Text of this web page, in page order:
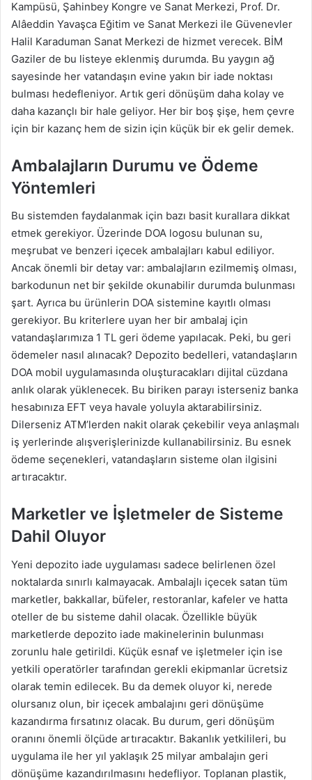
Kampüsü, Şahinbey Kongre ve Sanat Merkezi, Prof. Dr.
Alâeddin Yavaşca Eğitim ve Sanat Merkezi ile Güvenevler
Halil Karaduman Sanat Merkezi de hizmet verecek. BİM
Gaziler de bu listeye eklenmiş durumda. Bu yaygın ağ
sayesinde her vatandaşın evine yakın bir iade noktası
bulması hedefleniyor. Artık geri dönüşüm daha kolay ve
daha kazançlı bir hale geliyor. Her bir boş şişe, hem çevre
için bir kazanç hem de sizin için küçük bir ek gelir demek.
Ambalajların Durumu ve Ödeme
Yöntemleri
Bu sistemden faydalanmak için bazı basit kurallara dikkat
etmek gerekiyor. Üzerinde DOA logosu bulunan su,
meşrubat ve benzeri içecek ambalajları kabul ediliyor.
Ancak önemli bir detay var: ambalajların ezilmemiş olması,
barkodunun net bir şekilde okunabilir durumda bulunması
şart. Ayrıca bu ürünlerin DOA sistemine kayıtlı olması
gerekiyor. Bu kriterlere uyan her bir ambalaj için
vatandaşlarımıza 1 TL geri ödeme yapılacak. Peki, bu geri
ödemeler nasıl alınacak? Depozito bedelleri, vatandaşların
DOA mobil uygulamasında oluşturacakları dijital cüzdana
anlık olarak yüklenecek. Bu biriken parayı isterseniz banka
hesabınıza EFT veya havale yoluyla aktarabilirsiniz.
Dilerseniz ATM’lerden nakit olarak çekebilir veya anlaşmalı
iş yerlerinde alışverişlerinizde kullanabilirsiniz. Bu esnek
ödeme seçenekleri, vatandaşların sisteme olan ilgisini
artıracaktır.
Marketler ve İşletmeler de Sisteme
Dahil Oluyor
Yeni depozito iade uygulaması sadece belirlenen özel
noktalarda sınırlı kalmayacak. Ambalajlı içecek satan tüm
marketler, bakkallar, büfeler, restoranlar, kafeler ve hatta
oteller de bu sisteme dahil olacak. Özellikle büyük
marketlerde depozito iade makinelerinin bulunması
zorunlu hale getirildi. Küçük esnaf ve işletmeler için ise
yetkili operatörler tarafından gerekli ekipmanlar ücretsiz
olarak temin edilecek. Bu da demek oluyor ki, nerede
olursanız olun, bir içecek ambalajını geri dönüşüme
kazandırma fırsatınız olacak. Bu durum, geri dönüşüm
oranını önemli ölçüde artıracaktır. Bakanlık yetkilileri, bu
uygulama ile her yıl yaklaşık 25 milyar ambalajın geri
dönüşüme kazandırılmasını hedefliyor. Toplanan plastik,